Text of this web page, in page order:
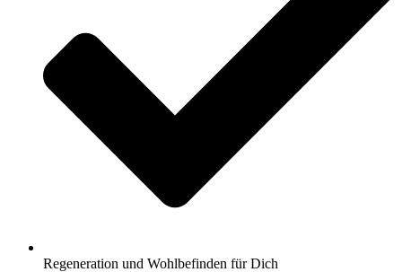
Regeneration und Wohlbefinden für Dich